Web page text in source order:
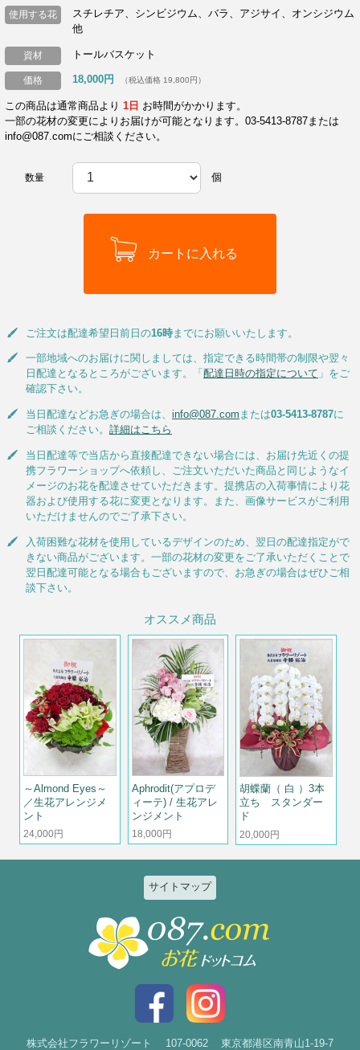
使用する花
スチレチア、シンビジウム、バラ、アジサイ、オンシジウム
他
資材 トールバスケット
価格 18,000円 （税込価格 19,800円）
この商品は通常商品より1日 お時間がかかります。
一部の花材の変更によりお届けが可能となります。03-5413-8787または
info@087.comにご相談ください。
数量 個
ご注文は配達希望日前日の16時までにお願いいたします。
一部地域へのお届けに関しましては、指定できる時間帯の制限や翌々
日配達となるところがございます。「 配達日時の指定について 」をご
確認下さい。
当日配達などお急ぎの場合は、 info@087.com または03-5413-8787に
ご相談ください。 詳細はこちら
当日配達等で当店から直接配達できない場合には、お届け先近くの提
携フラワーショップへ依頼し、ご注文いただいた商品と同じようなイ
メージのお花を配達させていただきます。提携店の入荷事情により花
器および使用する花に変更となります。また、画像サービスがご利用
いただけませんのでご了承下さい。
入荷困難な花材を使用しているデザインのため、翌日の配達指定がで
きない商品がございます。一部の花材の変更をご了承いただくことで
翌日配達可能となる場合もございますので、お急ぎの場合はぜひご相
談下さい。
オススメ商品
～Almond Eyes～
／生花アレンジメ
ント
24,000円
Aphrodit(アプロデ
ィーテ) / 生花アレ
ンジメント
18,000円
胡蝶蘭（ 白 ）3本
立ち スタンダー
ド
20,000円
サイトマップ
特集
2026ひまわりと夏の花特集
お祝い花特集～開店・移転・就
花束
個人のお客様
結婚記念日
入社・退職
結婚
出産
株式会社フラワーリゾート 107-0062 東京都港区南青山1-19-7